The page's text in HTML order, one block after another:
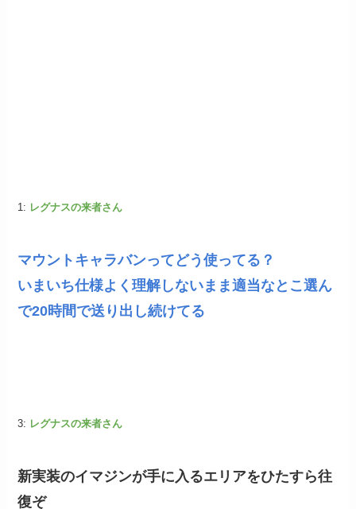
1: レグナスの来者さん
マウントキャラバンってどう使ってる？
いまいち仕様よく理解しないまま適当なとこ選ん
で20時間で送り出し続けてる
3: レグナスの来者さん
新実装のイマジンが手に入るエリアをひたすら往
復ぞ